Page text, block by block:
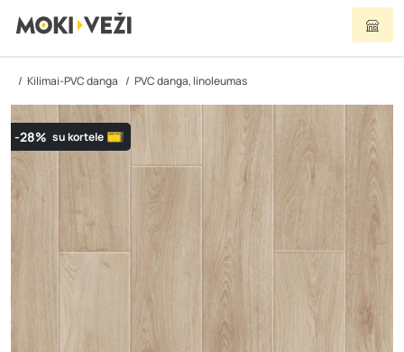
Kilimai-PVC danga PVC danga, linoleumas
-28% su kortele